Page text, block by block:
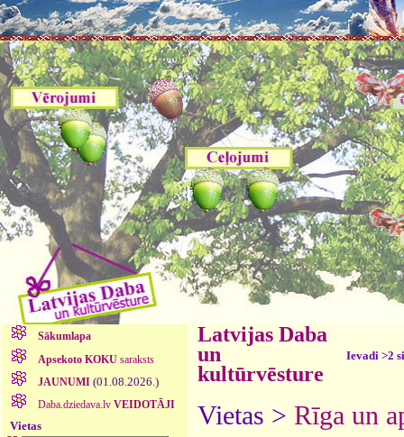
Sākumlapa
Apsekoto KOKUsaraksts
JAUNUMI (01.08.2026.)
Daba.dziedava.lv VEIDOTĀJI
Vietas
Latvijas Daba
un
kultūrvēsture
Ievadi >2
Vietas > Rīga un